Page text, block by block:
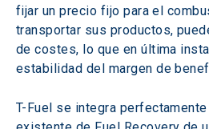
fijar un precio fijo para el
transportar sus productos,
de costes, lo que en última
estabilidad del margen de
T-Fuel se integra